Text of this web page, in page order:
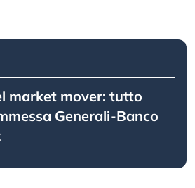
market mover: tutto
Generali-Banco